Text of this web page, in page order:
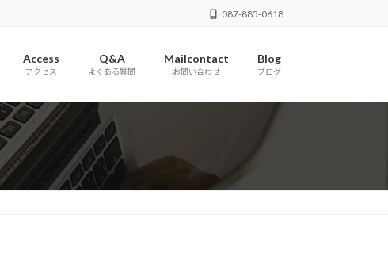
087-885-0618
Access
アクセス
Q&A
よくある質問
Mailcontact
お問い合わせ
Blog
ブログ